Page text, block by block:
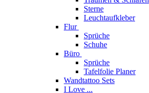
Sterne
Leuchtaufkleber
Flur
Sprüche
Schuhe
Büro
Sprüche
Tafelfolie Planer
Wandtattoo Sets
I Love ...